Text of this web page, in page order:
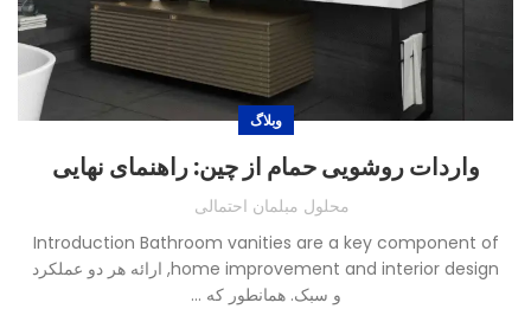
وبلاگ
واردات روشویی حمام از چین: راهنمای نهایی
محلول مبلمان احتمالی
Introduction Bathroom vanities are a key component of
home improvement and interior design, ارائه هر دو عملکرد
و سبک. همانطور که ...